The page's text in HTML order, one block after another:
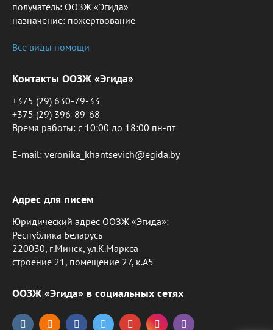
получатель: ООЗЖ «Эгида»
назначение: пожертвование
Все виды помощи
Контакты ООЗЖ «Эгида»
+375 (29) 630-79-33
+375 (29) 396-89-68
Время работы: c 10:00 до 18:00 пн-пт
E-mail: veronika_khantsevich@egida.by
Адрес для писем
Юридический адрес ООЗЖ «Эгида»:
Республика Беларусь
220030, г.Минск, ул.К.Маркса
строение 21, помещение 27, к.А5
ООЗЖ «Эгида» в социальных сетях